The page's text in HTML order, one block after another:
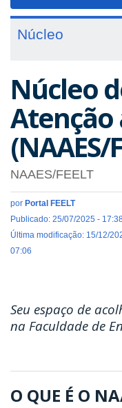
Núcleo
Núcleo
Atenção
(NAAES/
NAAES/FEELT
por Portal FEELT
Publicado: 25/07/2025 -
Última modificação: 15/12/
07:06
Seu espaço de
na Faculdade de
O QUE É O